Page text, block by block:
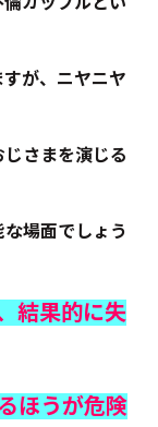
が、ニヤニヤ
さまを演じる
場面でしょう
結果的に失
ほうが危険